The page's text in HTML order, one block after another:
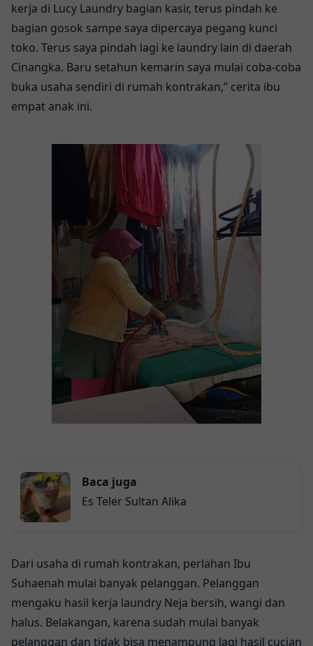
kerja di Lucy Laundry bagian kasir, terus pindah ke
bagian gosok sampe saya dipercaya pegang kunci
toko. Terus saya pindah lagi ke laundry lain di daerah
Cinangka. Baru setahun kemarin saya mulai coba-coba
buka usaha sendiri di rumah kontrakan,” cerita ibu
empat anak ini.
Baca juga
Es Teler Sultan Alika
Dari usaha di rumah kontrakan, perlahan Ibu
Suhaenah mulai banyak pelanggan. Pelanggan
mengaku hasil kerja laundry Neja bersih, wangi dan
halus. Belakangan, karena sudah mulai banyak
pelanggan dan tidak bisa menampung lagi hasil cucian